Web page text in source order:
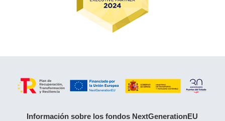
Información sobre los fondos NextGenerationEU